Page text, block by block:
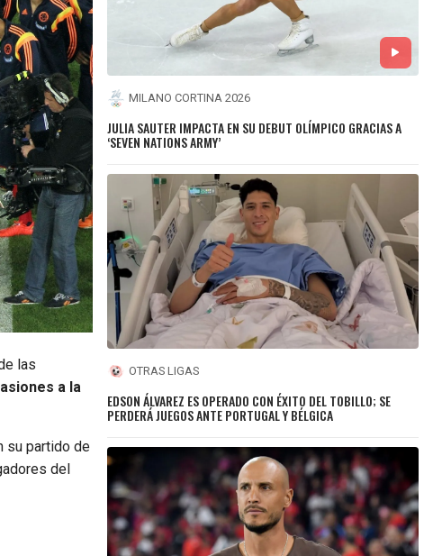
las
a la
su partido de
del
MILANO CORTINA 2026
JULIA SAUTER IMPACTA EN SU DEBUT OLÍMPICO GRACIAS A
‘SEVEN NATIONS ARMY’
OTRAS LIGAS
EDSON ÁLVAREZ ES OPERADO CON ÉXITO DEL TOBILLO; SE
PERDERÁ JUEGOS ANTE PORTUGAL Y BÉLGICA